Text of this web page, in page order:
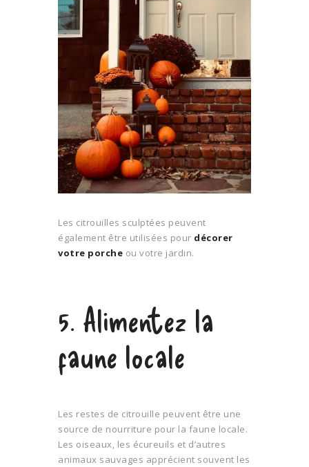
Les citrouilles sculptées peuvent
également être utilisées pour décorer
votre porche ou votre jardin.
5. Alimentez la
faune locale
Les restes de citrouille peuvent être une
source de nourriture pour la faune locale.
Les oiseaux, les écureuils et d’autres
animaux sauvages apprécient souvent les